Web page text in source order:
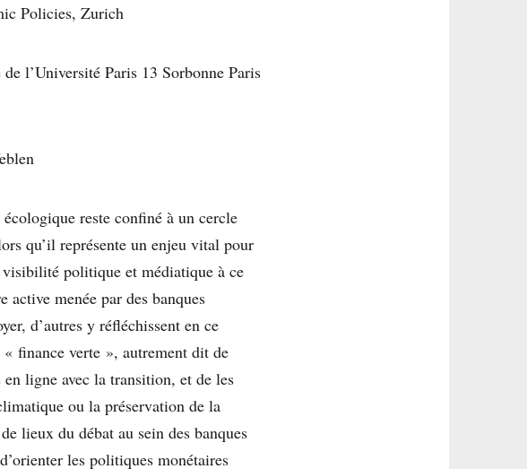
Policies, Zurich
l’Université Paris 13 Sorbonne Paris
reste confiné à un cercle
qu’il représente un enjeu vital pour
politique et médiatique à ce
active menée par des banques
d’autres y réfléchissent en ce
finance verte », autrement dit de
ligne avec la transition, et de les
ou la préservation de la
lieux du débat au sein des banques
les politiques monétaires